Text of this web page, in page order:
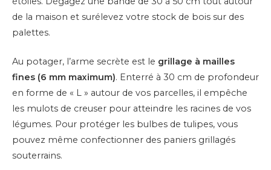
de la maison et surélevez votre stock de bois sur des
palettes.
Au potager, l’arme secrète est le grillage à mailles
fines (6 mm maximum). Enterré à 30 cm de profondeur
en forme de « L » autour de vos parcelles, il empêche
les mulots de creuser pour atteindre les racines de vos
légumes. Pour protéger les bulbes de tulipes, vous
pouvez même confectionner des paniers grillagés
souterrains.